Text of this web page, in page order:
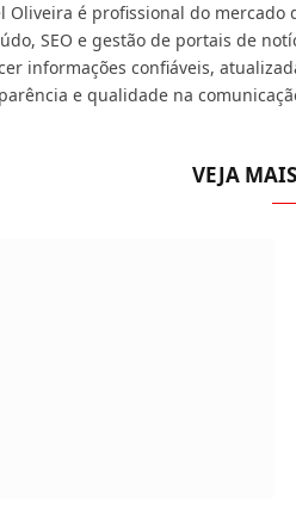
Oliveira é profissional do
SEO e gestão de portais de
informações confiáveis,
e qualidade na
VEJA MAIS